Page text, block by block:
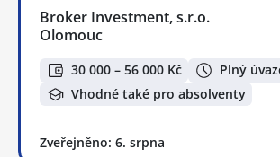
Broker Investment, s.r.o.
Olomouc
30 000 – 56 000 Kč
Plný
Vhodné také pro absolventy
Zveřejněno: 6. srpna